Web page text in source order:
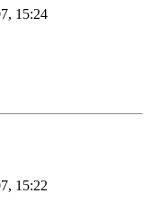
15:24
15:22